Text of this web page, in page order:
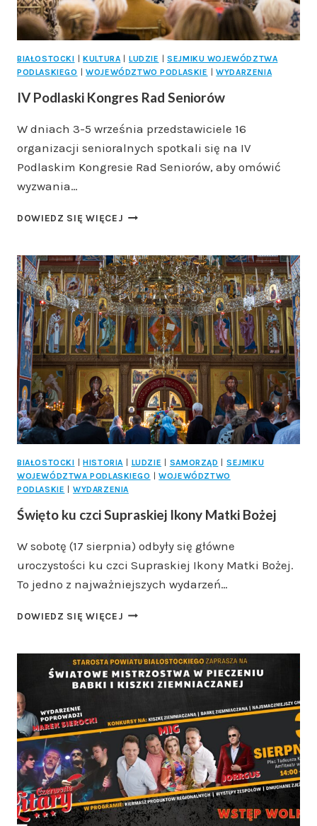
BIAŁOSTOCKI KULTURA LUDZIE
SEJMIKU WOJEWÓDZTWA
PODLASKIEGO
WOJEWÓDZTWO PODLASKIE WYDARZENIA
IV Podlaski Kongres Rad Seniorów
W dniach 3-5 września przedstawiciele 16
organizacji senioralnych spotkali się na IV
Podlaskim Kongresie Rad Seniorów, aby omówić
wyzwania…
DOWIEDZ SIĘ WIĘCEJ IV
RAD
SENIORÓW
BIAŁOSTOCKI | HISTORIA | LUDZIE | SAMORZĄD | SEJMIKU
WOJEWÓDZTWA PODLASKIEGO | WOJEWÓDZTWO
PODLASKIE | WYDARZENIA
Święto ku czci Supraskiej Ikony Matki Bożej
W sobotę (17 sierpnia) odbyły się główne
uroczystości ku czci Supraskiej Ikony Matki Bożej.
To jedno z najważniejszych wydarzeń…
DOWIEDZ SIĘ WIĘCEJ ŚWIĘTO
SUPRASKIEJ
IKONY
MATKI